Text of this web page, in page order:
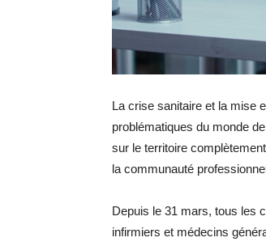
La crise sanitaire et la mise
problématiques du monde
sur le territoire
la communauté
Depuis le 31 mars, tous les
infirmiers et médecins